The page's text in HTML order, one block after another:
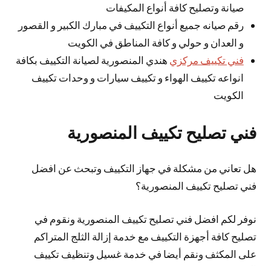
صيانة وتصليح كافة أنواع المكيفات
رقم صيانه جميع أنواع التكييف في مبارك الكبير و القصور
و العدان و حولي و كافة المناطق في الكويت
فني تكييف مركزي هندي المنصورية لصيانة التكييف بكافة
انواعه تكييف الهواء و تكييف سيارات و وحدات تكييف
الكويت
فني تصليح تكييف المنصورية
هل تعاني من مشكلة في جهاز التكييف وتبحث عن افضل
فني تصليح تكييف المنصورية؟
نوفر لكم افضل فني تصليح تكييف المنصورية ونقوم في
تصليح كافة أجهزة التكييف مع خدمة إزالة الثلج المتراكم
على المكثف ونقم أيضا في خدمة غسيل وتنظيف تكييف